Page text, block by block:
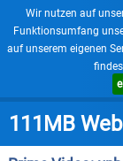
Wir nutzen auf
Funktionsumfang
auf unserem eigenen
111MB